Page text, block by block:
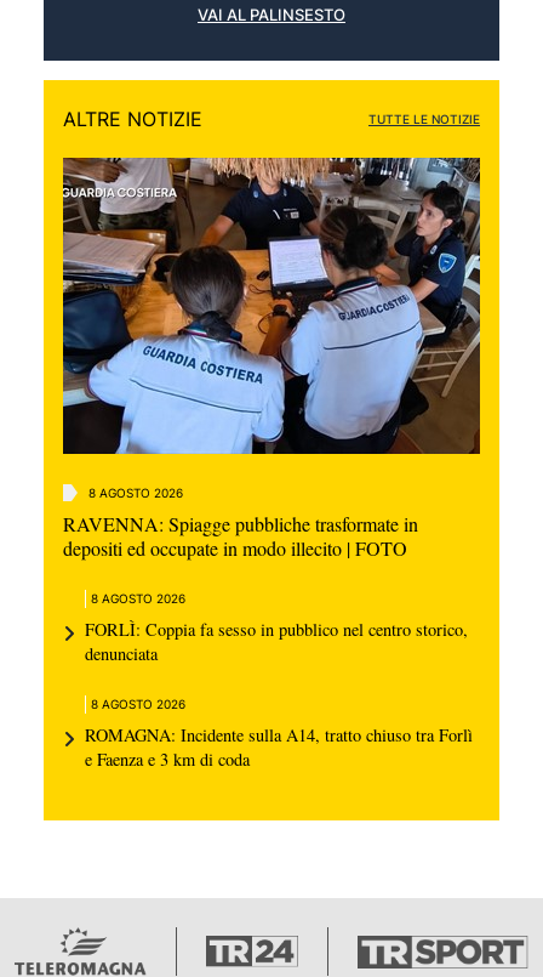
VAI AL PALINSESTO
ALTRE NOTIZIE TUTTE LE NOTIZIE
8 AGOSTO 2026
RAVENNA: Spiagge pubbliche trasformate in
depositi ed occupate in modo illecito | FOTO
8 AGOSTO 2026
FORLÌ: Coppia fa sesso in pubblico nel centro storico,
denunciata
8 AGOSTO 2026
ROMAGNA: Incidente sulla A14, tratto chiuso tra Forlì
e Faenza e 3 km di coda